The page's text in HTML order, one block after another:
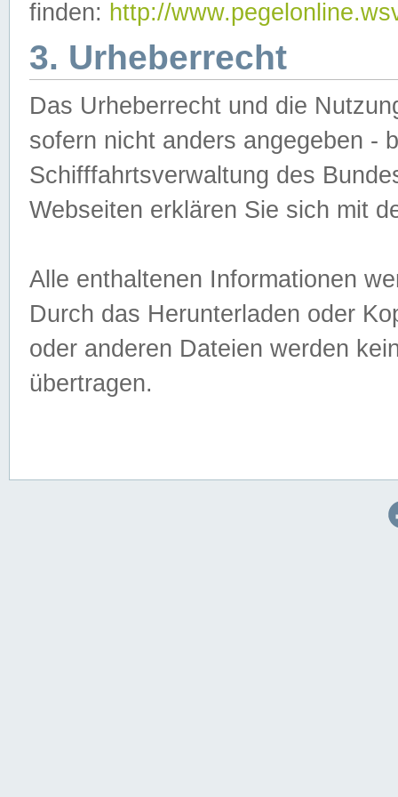
finden: http://
3. Urheberrecht
Das Urheberrecht und die
sofern nicht anders angegeben -
Schifffahrtsverwaltung des
Webseiten erklären Sie sich mit
Alle enthaltenen Informationen
Durch das Herunterladen oder
oder anderen Dateien werden
übertragen.